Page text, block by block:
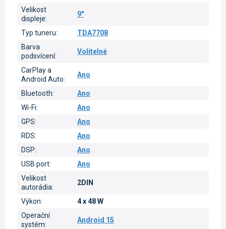
Velikost
displeje:
9"
Typ tuneru:
TDA7708
Barva
podsvícení:
Volitelné
CarPlay a
Android Auto:
Ano
Bluetooth:
Ano
Wi-Fi:
Ano
GPS:
Ano
RDS:
Ano
DSP:
Ano
USB port:
Ano
Velikost
autorádia:
2DIN
Výkon:
4 x 48 W
Operační
systém:
Android 15